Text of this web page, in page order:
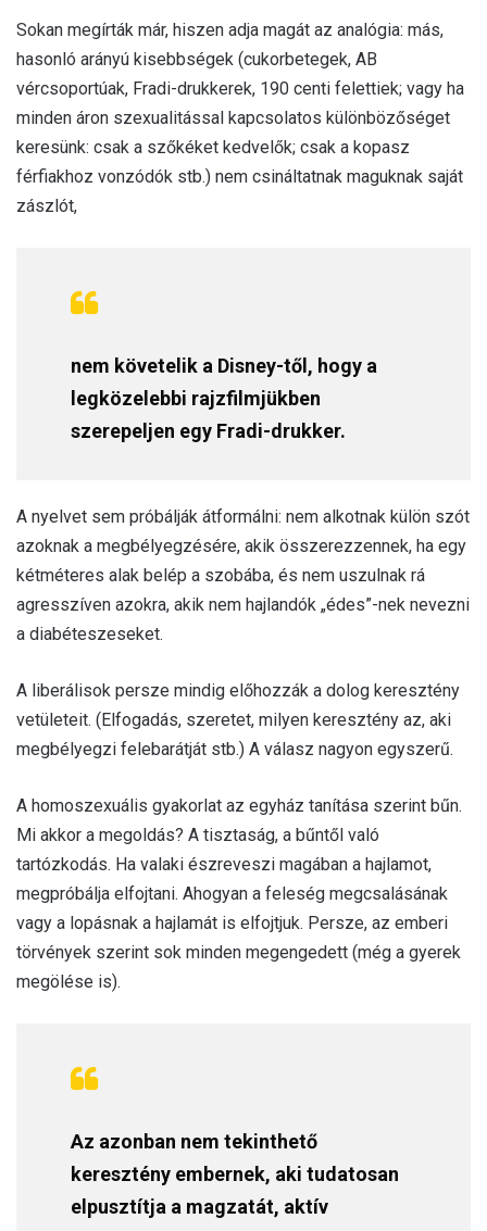
Sokan megírták már, hiszen adja magát az analógia: más,
hasonló arányú kisebbségek (cukorbetegek, AB
vércsoportúak, Fradi-drukkerek, 190 centi felettiek; vagy ha
minden áron szexualitással kapcsolatos különbözőséget
keresünk: csak a szőkéket kedvelők; csak a kopasz
férfiakhoz vonzódók stb.) nem csináltatnak maguknak saját
zászlót,
nem követelik a Disney-től, hogy a
legközelebbi rajzfilmjükben
szerepeljen egy Fradi-drukker.
A nyelvet sem próbálják átformálni: nem alkotnak külön szót
azoknak a megbélyegzésére, akik összerezzennek, ha egy
kétméteres alak belép a szobába, és nem uszulnak rá
agresszíven azokra, akik nem hajlandók „édes”-nek nevezni
a diabéteszeseket.
A liberálisok persze mindig előhozzák a dolog keresztény
vetületeit. (Elfogadás, szeretet, milyen keresztény az, aki
megbélyegzi felebarátját stb.) A válasz nagyon egyszerű.
A homoszexuális gyakorlat az egyház tanítása szerint bűn.
Mi akkor a megoldás? A tisztaság, a bűntől való
tartózkodás. Ha valaki észreveszi magában a hajlamot,
megpróbálja elfojtani. Ahogyan a feleség megcsalásának
vagy a lopásnak a hajlamát is elfojtjuk. Persze, az emberi
törvények szerint sok minden megengedett (még a gyerek
megölése is).
Az azonban nem tekinthető
keresztény embernek, aki tudatosan
elpusztítja a magzatát, aktív